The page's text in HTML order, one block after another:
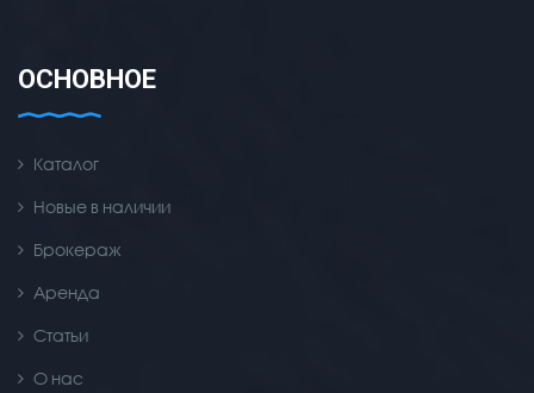
ОСНОВНОЕ
Каталог
Новые в наличии
Брокераж
Аренда
Статьи
О нас